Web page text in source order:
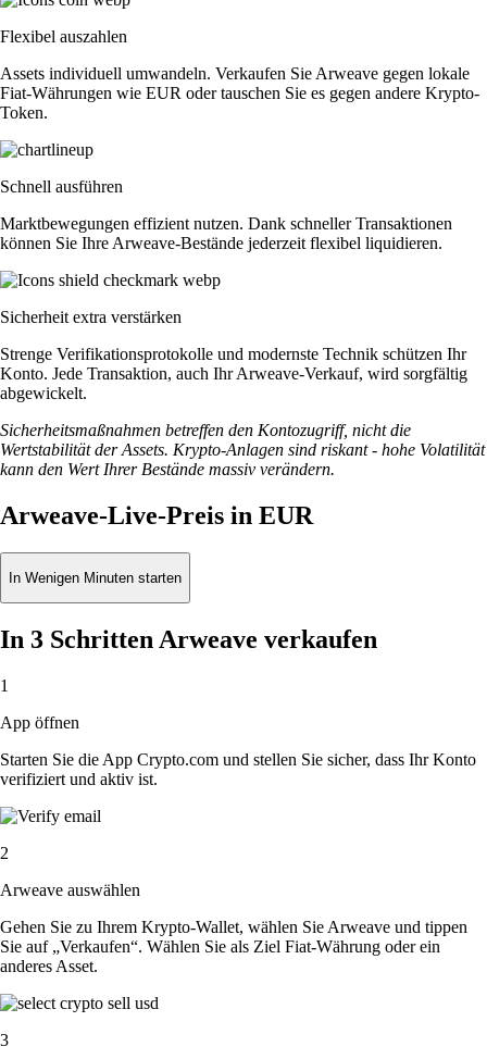
Flexibel auszahlen
Assets individuell umwandeln. Verkaufen Sie Arweave gegen lokale
Fiat-Währungen wie EUR oder tauschen Sie es gegen andere Krypto-
Token.
Schnell ausführen
Marktbewegungen effizient nutzen. Dank schneller Transaktionen
können Sie Ihre Arweave-Bestände jederzeit flexibel liquidieren.
Sicherheit extra verstärken
Strenge Verifikationsprotokolle und modernste Technik schützen Ihr
Konto. Jede Transaktion, auch Ihr Arweave-Verkauf, wird sorgfältig
abgewickelt.
Sicherheitsmaßnahmen betreffen den Kontozugriff, nicht die
Wertstabilität der Assets. Krypto-Anlagen sind riskant - hohe Volatilität
kann den Wert Ihrer Bestände massiv verändern.
Arweave-Live-Preis in EUR
In Wenigen Minuten starten
In 3 Schritten Arweave verkaufen
1
App öffnen
Starten Sie die App Crypto.com und stellen Sie sicher, dass Ihr Konto
verifiziert und aktiv ist.
2
Arweave auswählen
Gehen Sie zu Ihrem Krypto-Wallet, wählen Sie Arweave und tippen
Sie auf „Verkaufen“. Wählen Sie als Ziel Fiat-Währung oder ein
anderes Asset.
3